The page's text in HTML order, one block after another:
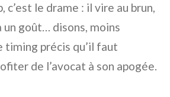
c’est le drame : il vire au brun,
goût… disons, moins
timing précis qu’il faut
de l’avocat à son apogée.